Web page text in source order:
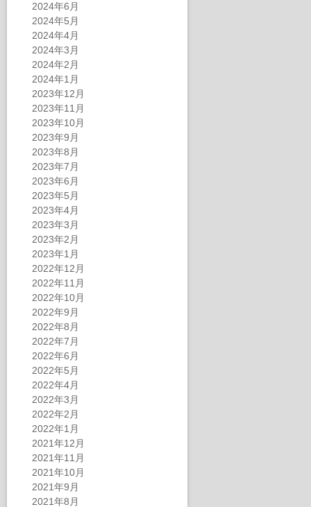
2024年6月
2024年5月
2024年4月
2024年3月
2024年2月
2024年1月
2023年12月
2023年11月
2023年10月
2023年9月
2023年8月
2023年7月
2023年6月
2023年5月
2023年4月
2023年3月
2023年2月
2023年1月
2022年12月
2022年11月
2022年10月
2022年9月
2022年8月
2022年7月
2022年6月
2022年5月
2022年4月
2022年3月
2022年2月
2022年1月
2021年12月
2021年11月
2021年10月
2021年9月
2021年8月